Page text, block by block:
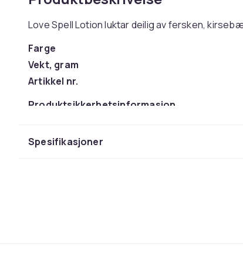
Love Spell Lotion luktar deilig av fersken,
Farge
Vekt, gram
Artikkel nr.
Produktsikkerhetsinformasjon
Spesifikasjoner